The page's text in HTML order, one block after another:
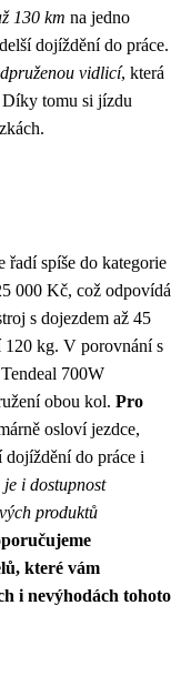
130 km na jedno
dojíždění do práce.
vidlicí, která
Díky tomu si jízdu
řadí spíše do kategorie
000 Kč, což odpovídá
s dojezdem až 45
120 kg. V porovnání s
700W
obou kol. Pro
osloví jezdce,
do práce i
i dostupnost
produktů
které vám
i nevýhodách tohoto